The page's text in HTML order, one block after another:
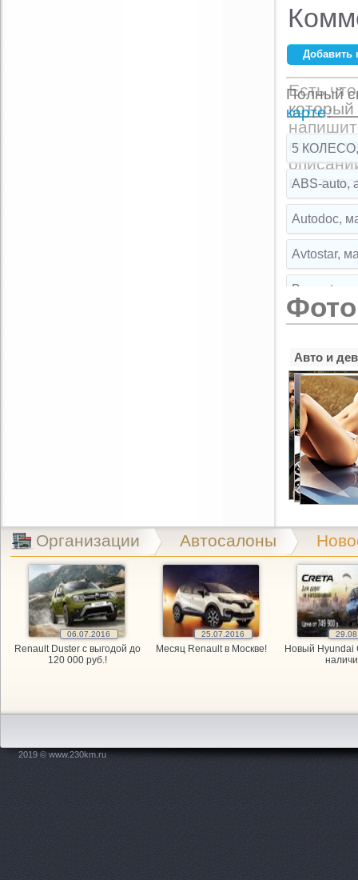
Ваше имя:
E-mail:*
Комментарий:
Добавить
Полный
карте:
5 КОЛЕСО,
ABS-auto,
Autodoc,
Avtostar,
Broparts,
Broparts,
Buksir,
Cartuning,
EMEX,
Exist.ru,
Exist.ru,
GARAGE,
GARAGE,
GARAGE,
KITAY-
Maxdrive,
Есть
который
в
Авто и
Организации Автосалоны
06.07.2016
Renault Duster с выгодой до
120 000 руб.!
25.07.2016
Месяц Renault в Москве!
Новый Hyundai
2019 © www.230km.ru